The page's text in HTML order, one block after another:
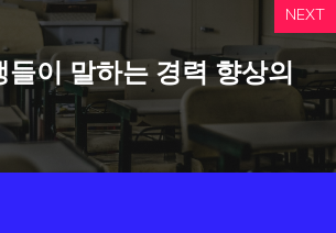
NEXT
이 말하는 경력 향상의